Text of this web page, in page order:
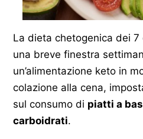
La dieta chetogenica dei
una breve finestra
un’alimentazione keto in
colazione alla cena,
sul consumo di piatti a
carboidrati.